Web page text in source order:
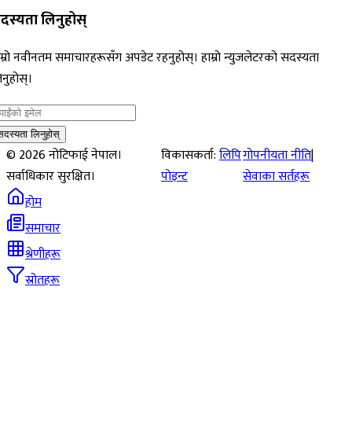
लिनुहोस्
नवीनतम समाचारहरूसँग अपडेट रहनुहोस्। हाम्रो न्युजलेटरको सदस्यता
लिनुहोस्
©2026नोटिफाई नेपाल।
सर्वाधिकार सुरक्षित।
विकासकर्ता:लिपि
पोइन्ट
गोपनीयता नीति|
सेवाका सर्तहरू
होम
समाचार
श्रेणीहरू
स्रोतहरू